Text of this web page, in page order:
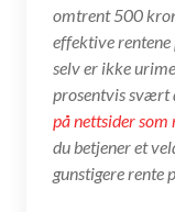
omtrent 500
effektive rentene
selv er ikke
prosentvis svært
på nettsider som
du betjener et
gunstigere rente